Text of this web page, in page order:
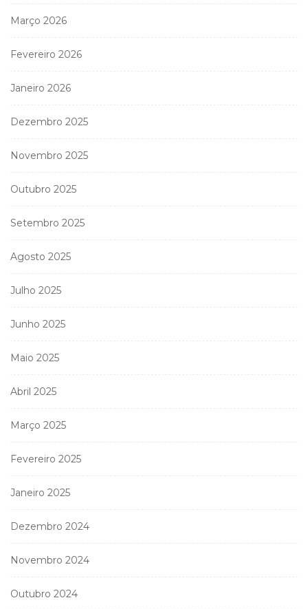
Março 2026
Fevereiro 2026
Janeiro 2026
Dezembro 2025
Novembro 2025
Outubro 2025
Setembro 2025
Agosto 2025
Julho 2025
Junho 2025
Maio 2025
Abril 2025
Março 2025
Fevereiro 2025
Janeiro 2025
Dezembro 2024
Novembro 2024
Outubro 2024